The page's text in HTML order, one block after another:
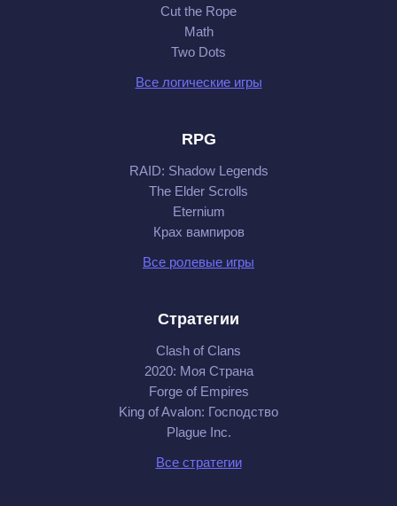
Cut the Rope
Math
Two Dots
Все логические игры
RPG
RAID: Shadow Legends
The Elder Scrolls
Eternium
Крах вампиров
Все ролевые игры
Стратегии
Clash of Clans
2020: Моя Cтрана
Forge of Empires
King of Avalon: Господство
Plague Inc.
Все стратегии